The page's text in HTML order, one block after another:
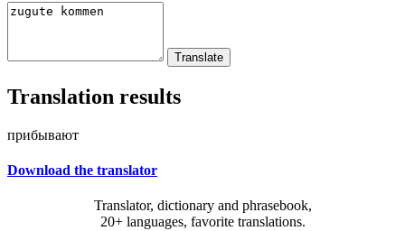
Translation results
прибывают
Download the translator
Translator, dictionary and phrasebook,
20+ languages, favorite translations.